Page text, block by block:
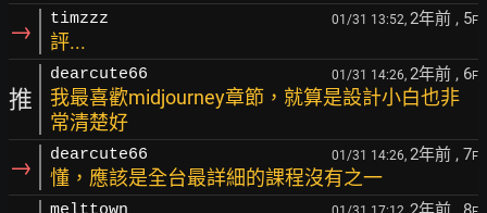
→ timzzz 01/31 13:52, 2年前 , 5F
評...
推
dearcute66 01/31 14:26, 2年前 , 6F
我最喜歡midjourney章節，就算是設計小白也非
常清楚好
→ dearcute66 01/31 14:26, 2年前 , 7F
懂，應該是全台最詳細的課程沒有之一